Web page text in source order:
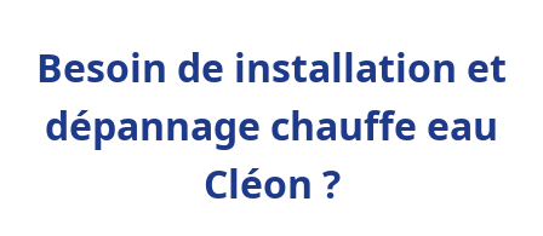
Besoin de installation et
dépannage chauffe eau
Cléon ?